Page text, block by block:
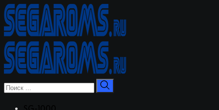
Перейти
к
контенту